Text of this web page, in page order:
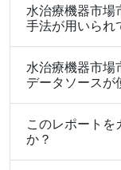
水治療機器市場
手法が用いられ
水治療機器市場
データソースが
このレポート
か？